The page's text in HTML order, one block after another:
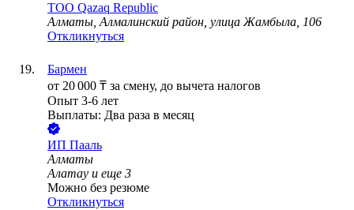
ТОО Qazaq Republic
Алматы, Алмалинский район, улица Жамбыла, 106
Откликнуться
Бармен
от 20 000 ₸ за смену, до вычета налогов
Опыт 3-6 лет
Выплаты: Два раза в месяц
ИП Пааль
Алматы
Алатау и еще 3
Можно без резюме
Откликнуться